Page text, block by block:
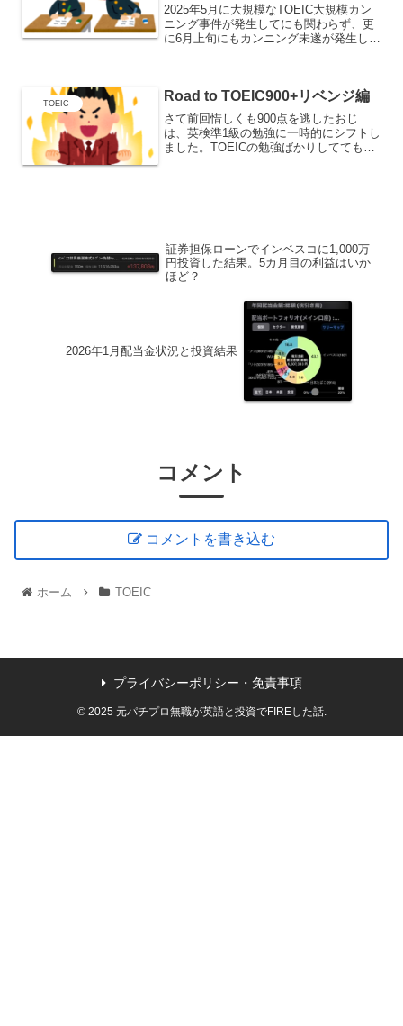
2025年5月に大規模なTOEIC大規模カン
ニング事件が発生してにも関わらず、更
に6月上旬にもカンニング未遂が発生した
写真を貼...
TOEIC Road to TOEIC900+リベンジ編
さて前回惜しくも900点を逃したおじ
は、英検準1級の勉強に一時的にシフトし
ました。TOEICの勉強ばかりしてても面
証券担保ローンでインベスコに1,000万
円投資した結果。5カ月目の利益はいか
ほど？
2026年1月配当金状況と投資結果
コメント
コメントを書き込む
ホーム TOEIC
プライバシーポリシー・免責事項
© 2025 元パチプロ無職が英語と投資でFIREした話.